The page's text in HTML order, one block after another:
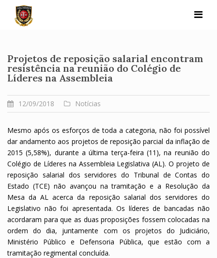
content
Projetos de reposição salarial encontram
resistência na reunião do Colégio de
Líderes na Assembleia
12/09/2018 Notícias
Mesmo após os esforços de toda a categoria, não foi possível
dar andamento aos projetos de reposição parcial da inflação de
2015 (5,58%), durante a última terça-feira (11), na reunião do
Colégio de Líderes na Assembleia Legislativa (AL). O projeto de
reposição salarial dos servidores do Tribunal de Contas do
Estado (TCE) não avançou na tramitação e a Resolução da
Mesa da AL acerca da reposição salarial dos servidores do
Legislativo não foi apresentada. Os líderes de bancadas não
acordaram para que as duas proposições fossem colocadas na
ordem do dia, juntamente com os projetos do Judiciário,
Ministério Público e Defensoria Pública, que estão com a
tramitação regimental concluída.